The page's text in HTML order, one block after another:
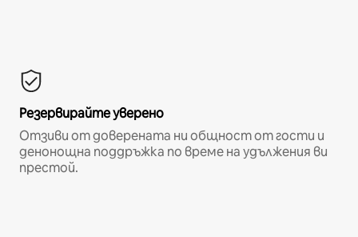
Резервирайте уверено
Отзиви от доверената ни общност от гости и
денонощна поддръжка по време на удължения ви
престой.